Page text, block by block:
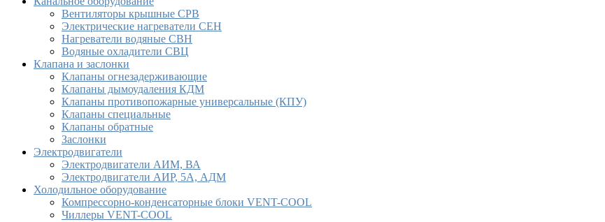
Вентиляторы крышные СРВ
Электрические нагреватели СЕН
Нагреватели водяные СВН
Водяные охладители СВЦ
Клапана и заслонки
Клапаны огнезадерживающие
Клапаны дымоудаления КДМ
Клапаны противопожарные универсальные (КПУ)
Клапаны специальные
Клапаны обратные
Заслонки
Электродвигатели
Электродвигатели АИМ, ВА
Электродвигатели АИР, 5А, АДМ
Холодильное оборудование
Компрессорно-конденсаторные блоки VENT-COOL
Чиллеры VENT-COOL